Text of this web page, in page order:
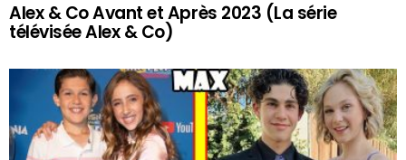
Alex & Co Avant et Après 2023 (La série
télévisée Alex & Co)